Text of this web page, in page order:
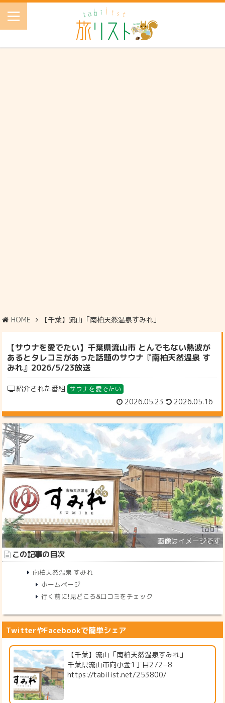
HOME 【千葉】流山「南柏天然温泉すみれ」
【サウナを愛でたい】千葉県流山市 とんでもない熱波が
あるとタレコミがあった話題のサウナ『南柏天然温泉 す
みれ』2026/5/23放送
紹介された番組 サウナを愛でたい
2026.05.23 2026.05.16
この記事の目次
南柏天然温泉 すみれ
ホームページ
行く前に!見どころ&口コミをチェック
TwitterやFacebookで簡単シェア
【千葉】流山「南柏天然温泉すみれ」
千葉県流山市向小金1丁目272−8
https://tabilist.net/253800/